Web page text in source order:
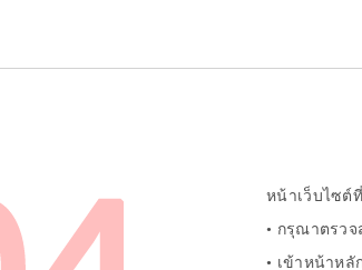
หน้าเว็บไซต์
• กรุณาตรวจ
• เข้าหน้าห